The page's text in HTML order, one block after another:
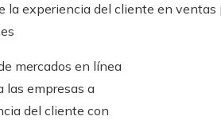
la experiencia del cliente en ventas
mercados en línea
las empresas a
del cliente con